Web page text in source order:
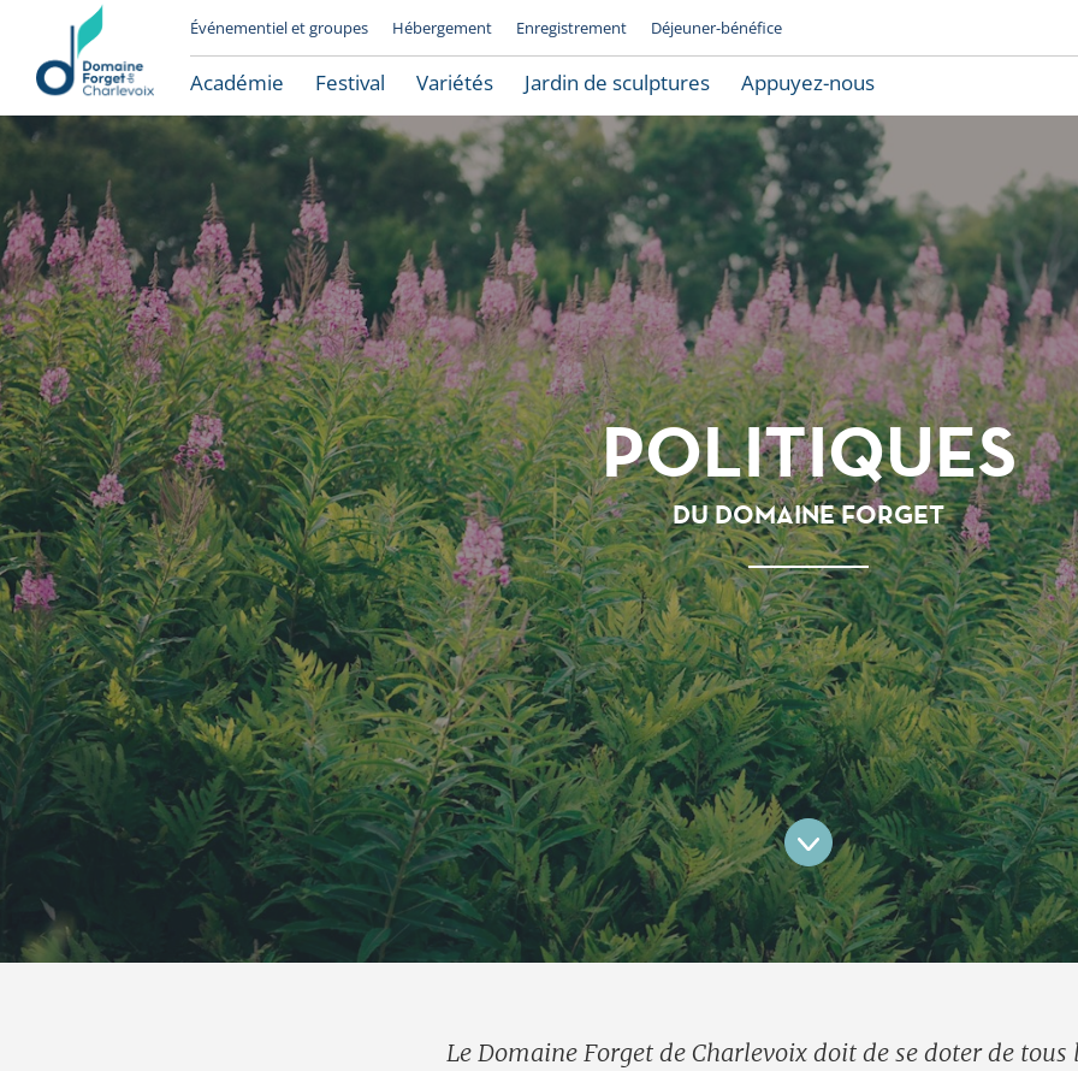
Le Domaine Forget
Événementiel et groupes Hébergement Enregistrement Déjeuner-bénéfice
Académie Festival Variétés Jardin de sculptures Appuyez-nous
POLITIQUES
DU DOMAINE FORGET
Le Domaine Forget de Charlevoix doit de se doter de tous